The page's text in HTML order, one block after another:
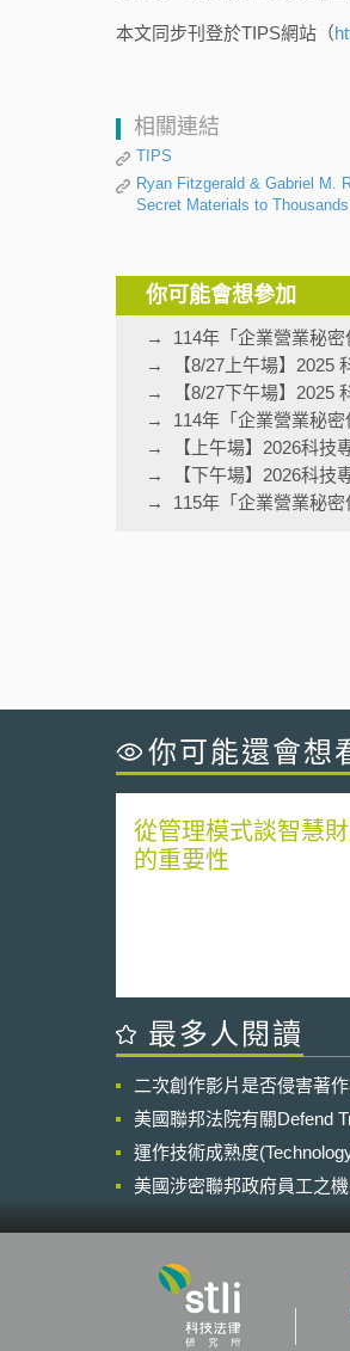
本文同步刊登於TIPS網站（
相關連結
TIPS
Ryan Fitzgerald & Gabriel M.
Secret Materials to Thousands
你可能會想參加
114年「企業營業秘密
【8/27上午場】2025
【8/27下午場】2025
114年「企業營業秘密
【上午場】2026科
【下午場】2026科
115年「企業營業秘密
你可能還會想
從管理模式談智慧
的重要性
最多人閱讀
二次創作影片是否侵害著
美國聯邦法院有關Defend
運作技術成熟度
美國涉密聯邦政府員工之